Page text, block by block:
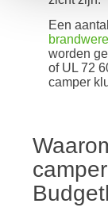
Een
worden
of UL 72
camper